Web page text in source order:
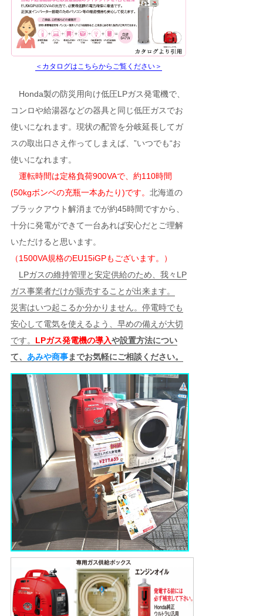
＜カタログはこちらからご覧ください＞
Honda製の防災用向け低圧LPガス発電機で、
コンロや給湯器などの器具と同じ低圧ガスでお
使いになれます。現状の配管を分岐延長してガ
スの取出口さえ作ってしまえば、”いつでも“お
使いになれます。
運転時間は定格負荷900VAで、約110時間
(50kgボンベの充瓶一本あたり)です。 北海道の
ブラックアウト解消までが約45時間ですから、
十分に発電ができて一台あれば安心だとご理解
いただけると思います。
（1500VA規格のEU15iGPもございます。）
LPガスの維持管理と安定供給のため、我々LP
ガス事業者だけが販売することが出来ます。
災害はいつ起こるか分かりません。停電時でも
安心して電気を使えるよう、早めの備えが大切
です。 LPガス発電機の導入や設置方法につい
て、 あみや商事までお気軽にご相談ください。